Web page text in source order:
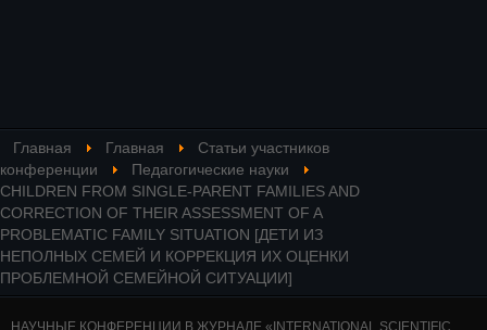
Главная Главная
Статьи участников
конференции
Педагогические науки
CHILDREN FROM SINGLE-PARENT FAMILIES AND
CORRECTION OF THEIR ASSESSMENT OF A
PROBLEMATIC FAMILY SITUATION [ДЕТИ ИЗ
НЕПОЛНЫХ СЕМЕЙ И КОРРЕКЦИЯ ИХ ОЦЕНКИ
ПРОБЛЕМНОЙ СЕМЕЙНОЙ СИТУАЦИИ]
НАУЧНЫЕ КОНФЕРЕНЦИИ В ЖУРНАЛЕ «INTERNATIONAL SCIENTIFIC